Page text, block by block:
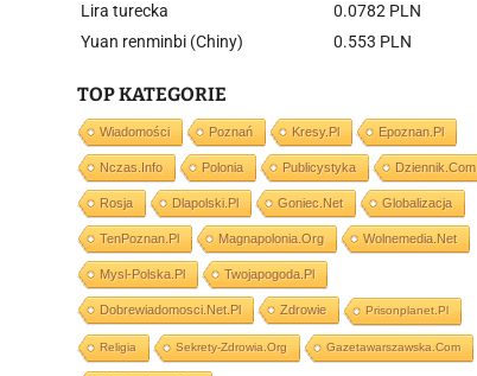
Lira turecka
0.0782 PLN
Yuan renminbi (Chiny)
0.553 PLN
TOP KATEGORIE
Wiadomości Poznań Kresy.pl Epoznan.pl
Nczas.info Polonia Publicystyka Dziennik.com
Rosja Dlapolski.pl Goniec.net Globalizacja
TenPoznan.pl Magnapolonia.org Wolnemedia.net
Mysl-Polska.pl Twojapogoda.pl
Dobrewiadomosci.net.pl Zdrowie Prisonplanet.pl
Religia Sekrety-Zdrowia.org Gazetawarszawska.com